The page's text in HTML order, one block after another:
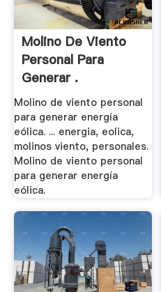
Molino De Viento
Personal Para
Generar .
Molino de viento personal
para generar energía
eólica. ... energia, eolica,
molinos viento, personales.
Molino de viento personal
para generar energía
eólica.